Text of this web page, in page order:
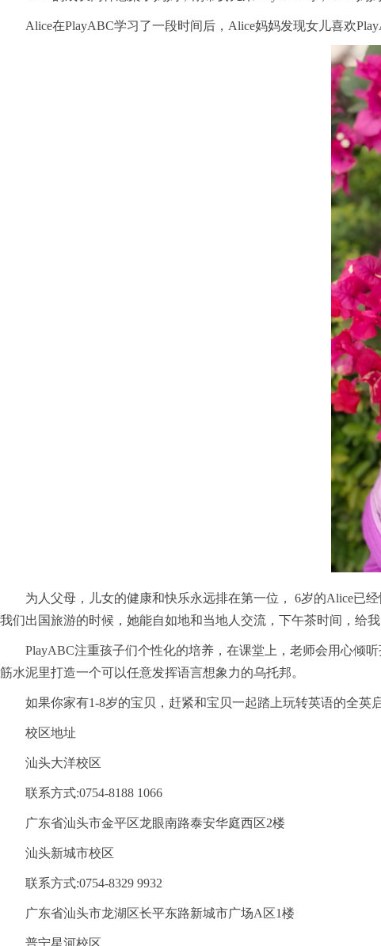
Alice在PlayABC学习了一段时间后，Alice妈妈发现女儿喜欢
为人父母，儿女的健康和快乐永远排在第一位， 6岁的Alice已
我们出国旅游的时候，她能自如地和当地人交流，下午茶时间，给
PlayABC注重孩子们个性化的培养，在课堂上，老师会用心倾
筋水泥里打造一个可以任意发挥语言想象力的乌托邦。
如果你家有1-8岁的宝贝，赶紧和宝贝一起踏上玩转英语的全英
校区地址
汕头大洋校区
联系方式:0754-8188 1066
广东省汕头市金平区龙眼南路泰安华庭西区2楼
汕头新城市校区
联系方式:0754-8329 9932
广东省汕头市龙湖区长平东路新城市广场A区1楼